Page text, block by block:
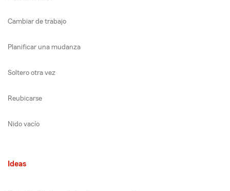
Cambiar de trabajo
Planificar una mudanza
Soltero otra vez
Reubicarse
Nido vacío
Ideas